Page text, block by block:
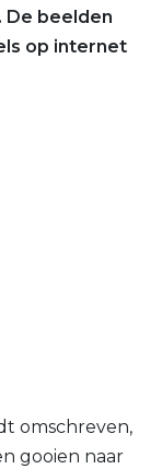
De beelden
op internet
omschreven,
gooien naar